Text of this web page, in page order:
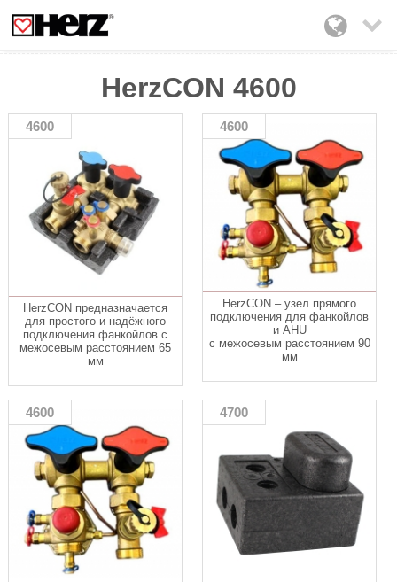

HerzCON 4600
4600
HerzCON предназначается
для простого и надёжного
подключения фанкойлов с
межосевым расстоянием 65
мм
4600
HerzCON – узел прямого
подключения для фанкойлов
и AHU
с межосевым расстоянием 90
мм
4600 4700